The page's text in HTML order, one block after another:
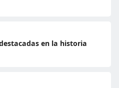
en la historia